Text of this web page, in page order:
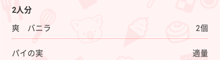
2人分
爽 バニラ
2個
パイの実 適量